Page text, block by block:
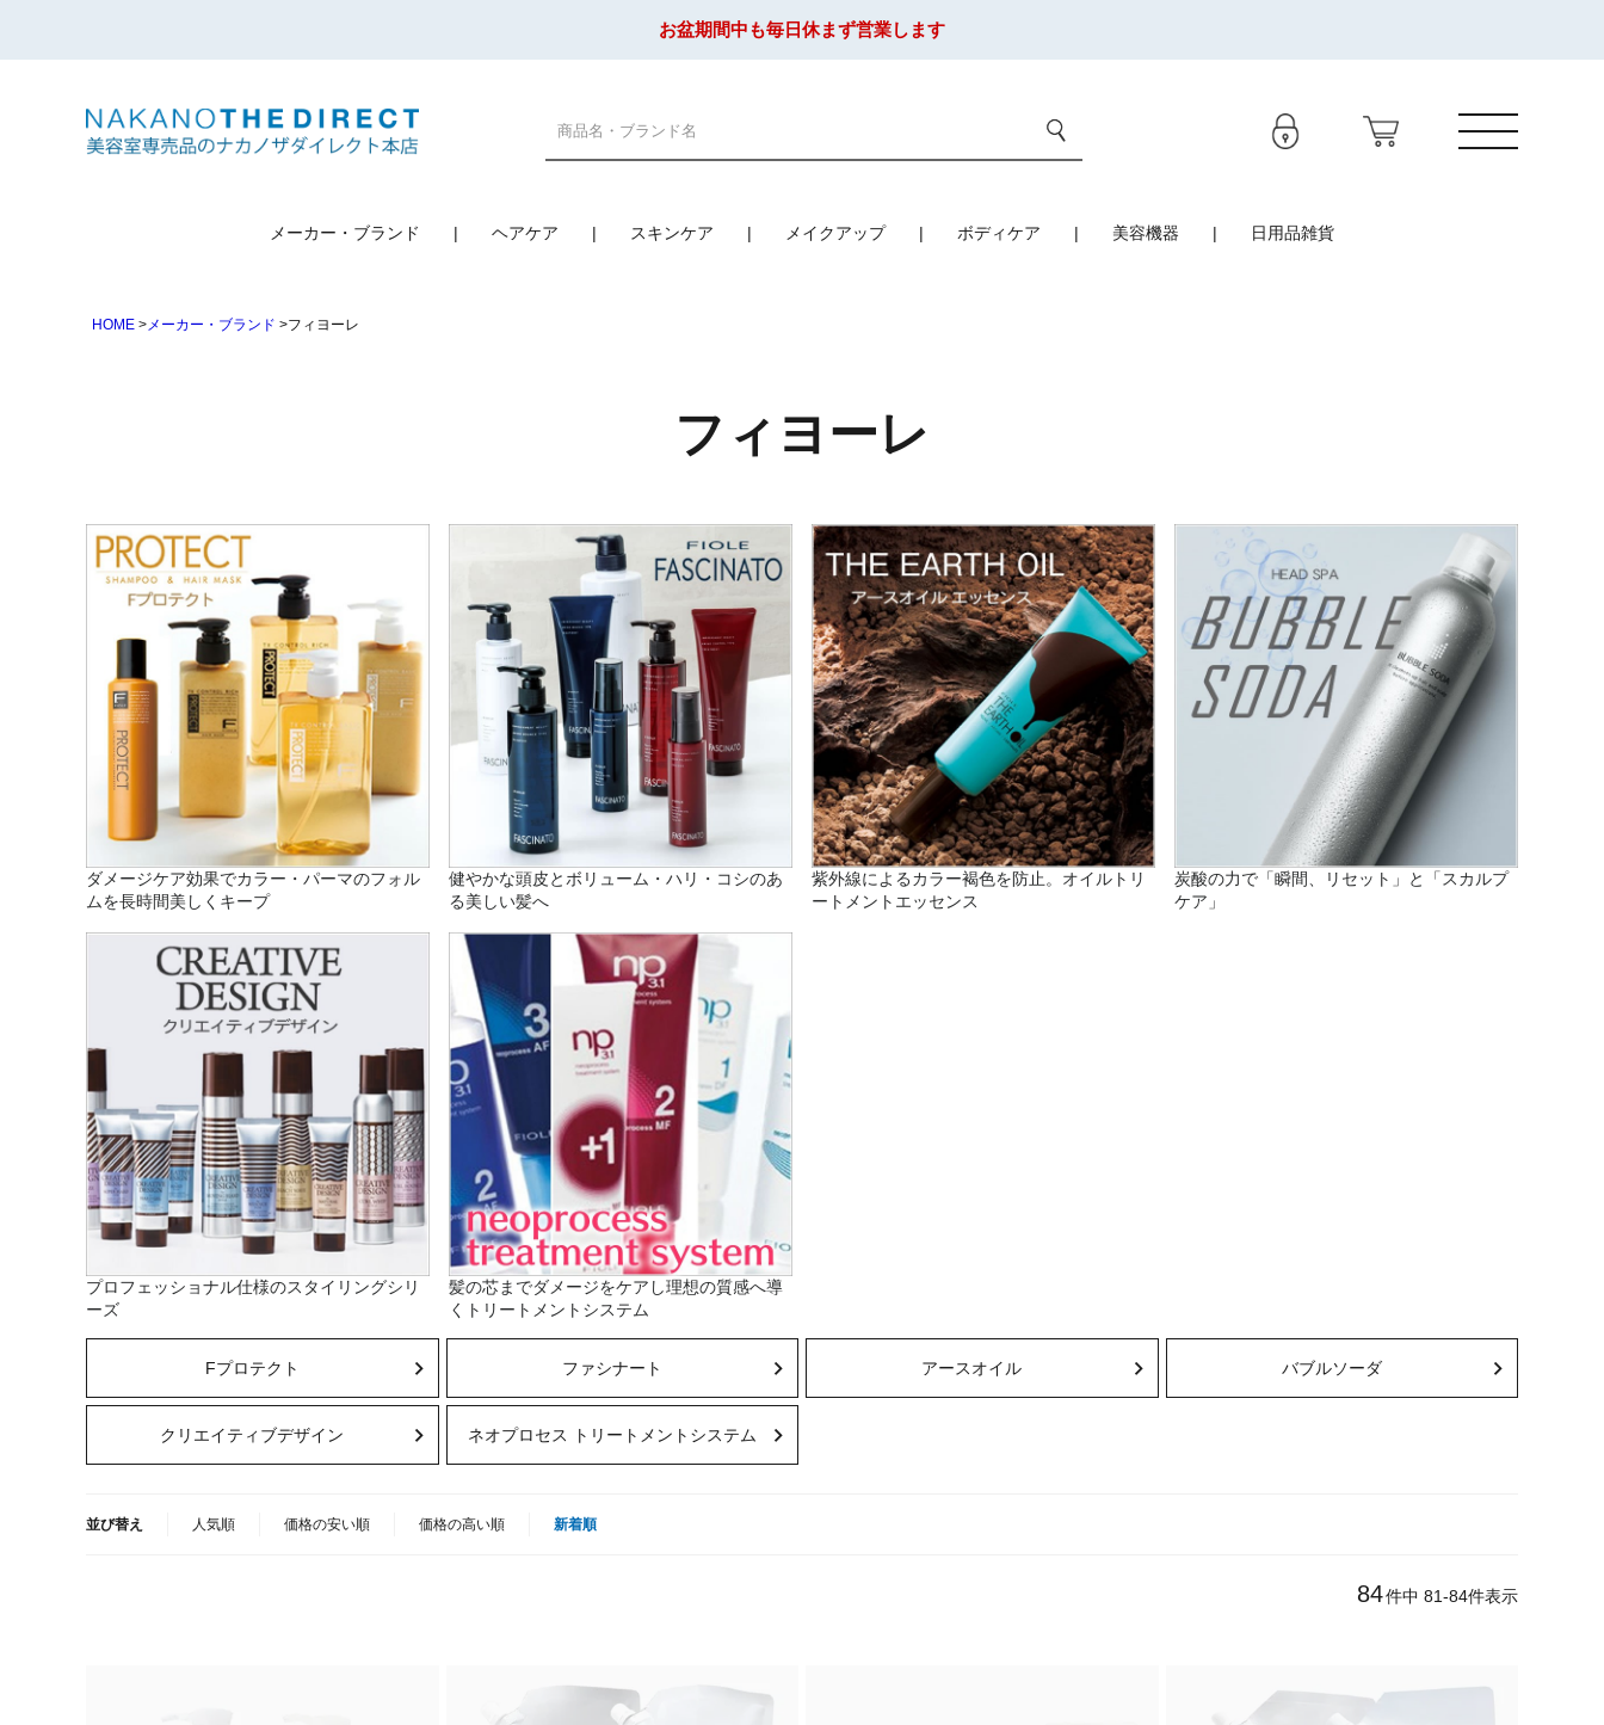
お盆期間中も毎日休まず営業します
メーカー・ブランド ヘアケア スキンケア メイクアップ ボディケア 美容機器 日用品雑貨
HOME メーカー・ブランド フィヨーレ
フィヨーレ
ダメージケア効果でカラー・パーマのフォル
ムを長時間美しくキープ
健やかな頭皮とボリューム・ハリ・コシのあ
る美しい髪へ
紫外線によるカラー褐色を防止。オイルトリ
ートメントエッセンス
炭酸の力で「瞬間、リセット」と「スカルプ
ケア」
プロフェッショナル仕様のスタイリングシリ
ーズ
髪の芯までダメージをケアし理想の質感へ導
くトリートメントシステム
Fプロテクト ファシナート アースオイル バブルソーダ
クリエイティブデザイン ネオプロセス トリートメントシステム
並び替え 人気順 価格の安い順 価格の高い順 新着順
84件中 81-84件表示